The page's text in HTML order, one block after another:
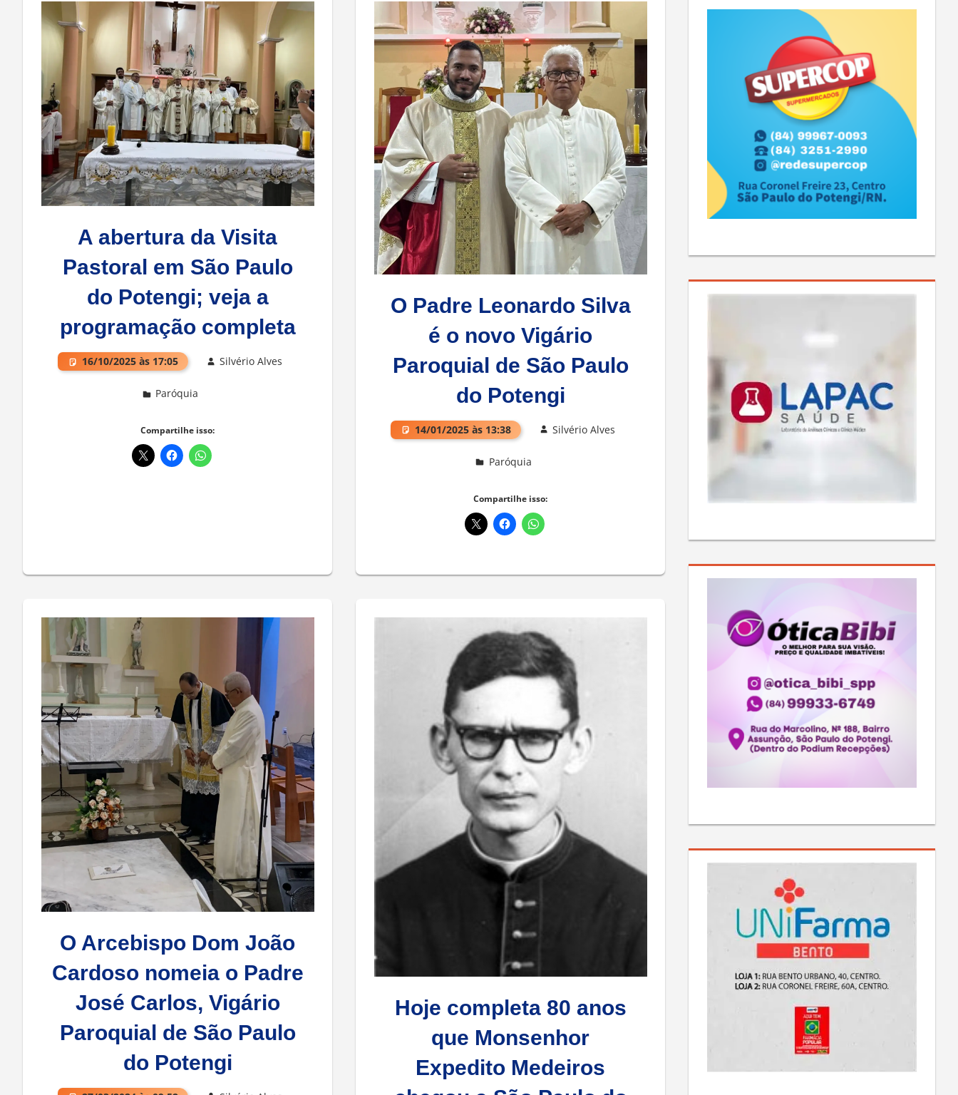
A abertura da Visita
Pastoral em São Paulo
do Potengi; veja a
programação completa
16/10/2025 às 17:05 Silvério Alves
Paróquia
Compartilhe isso:
O Padre Leonardo Silva
é o novo Vigário
Paroquial de São Paulo
do Potengi
14/01/2025 às 13:38 Silvério Alves
Paróquia
Compartilhe isso:
O Arcebispo Dom João
Cardoso nomeia o Padre
José Carlos, Vigário
Paroquial de São Paulo
do Potengi
Hoje completa 80 anos
que Monsenhor
Expedito Medeiros